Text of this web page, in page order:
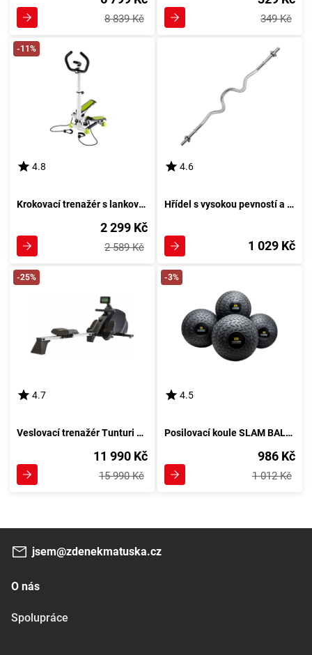
8 839 Kč 349 Kč
-11%
4.8
Krokovací trenažér s lankovým mechanismem S 8004
2 299 Kč
2 589 Kč
4.6
Hřídel s vysokou pevností a závitem - 120x30mm
1 029 Kč
-25%
4.7
Veslovací trenažér Tunturi Řád 20 Profesionál
11 990 Kč
15 990 Kč
-3%
4.5
Posilovací koule SLAM BALL 3000 g Černá
986 Kč
1 012 Kč
jsem@zdenekmatuska.cz
O nás
Spolupráce